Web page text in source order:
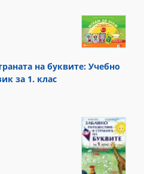
на буквите: Учебно
за 1. клас